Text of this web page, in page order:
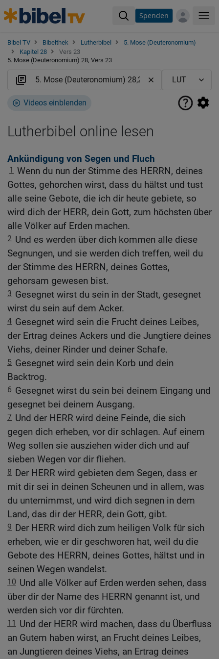
Spenden
Bibel TV Bibelthek Lutherbibel
5. Mose (Deuteronomium)
Kapitel 28
Vers 23
5. Mose (Deuteronomium) 28, Vers 23
Videos einblenden
Lutherbibel online lesen
Ankündigung von Segen und Fluch
1 Wenn du nun der Stimme des HERRN, deines
Gottes, gehorchen wirst, dass du hältst und tust
alle seine Gebote, die ich dir heute gebiete, so
wird dich der HERR, dein Gott, zum höchsten über
alle Völker auf Erden machen.
2 Und es werden über dich kommen alle diese
Segnungen, und sie werden dich treffen, weil du
der Stimme des HERRN, deines Gottes,
gehorsam gewesen bist.
3 Gesegnet wirst du sein in der Stadt, gesegnet
wirst du sein auf dem Acker.
4 Gesegnet wird sein die Frucht deines Leibes,
der Ertrag deines Ackers und die Jungtiere deines
Viehs, deiner Rinder und deiner Schafe.
5 Gesegnet wird sein dein Korb und dein
Backtrog.
6 Gesegnet wirst du sein bei deinem Eingang und
gesegnet bei deinem Ausgang.
7 Und der HERR wird deine Feinde, die sich
gegen dich erheben, vor dir schlagen. Auf einem
Weg sollen sie ausziehen wider dich und auf
sieben Wegen vor dir fliehen.
8 Der HERR wird gebieten dem Segen, dass er
mit dir sei in deinen Scheunen und in allem, was
du unternimmst, und wird dich segnen in dem
Land, das dir der HERR, dein Gott, gibt.
9 Der HERR wird dich zum heiligen Volk für sich
erheben, wie er dir geschworen hat, weil du die
Gebote des HERRN, deines Gottes, hältst und in
seinen Wegen wandelst.
10 Und alle Völker auf Erden werden sehen, dass
über dir der Name des HERRN genannt ist, und
werden sich vor dir fürchten.
11
Und der HERR wird machen, dass du Überfluss
an Gutem haben wirst, an Frucht deines Leibes,
an Jungtieren deines Viehs, an Ertrag deines